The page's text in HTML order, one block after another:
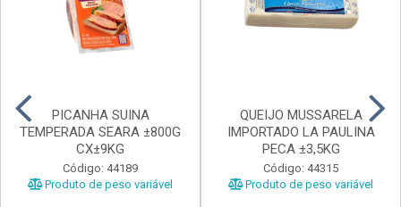
PICANHA SUINA
TEMPERADA SEARA ±800G
CX±9KG
Código: 44189
Produto de peso variável
QUEIJO MUSSARELA
IMPORTADO LA PAULINA
PECA ±3,5KG
Código: 44315
Produto de peso variável